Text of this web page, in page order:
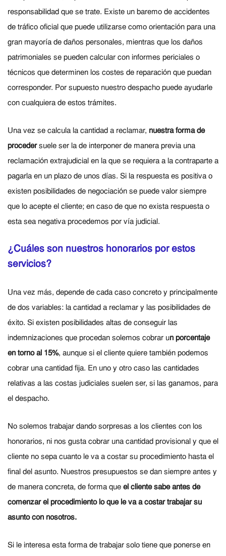
responsabilidad que se trate. Existe un baremo de accidentes
de tráfico oficial que puede utilizarse como orientación para una
gran mayoría de daños personales, mientras que los daños
patrimoniales se pueden calcular con informes periciales o
técnicos que determinen los costes de reparación que puedan
corresponder. Por supuesto nuestro despacho puede ayudarle
con cualquiera de estos trámites.
Una vez se calcula la cantidad a reclamar, nuestra forma de
procedersuele ser la de interponer de manera previa una
reclamación extrajudicial en la que se requiera a la contraparte a
pagarla en un plazo de unos días. Si la respuesta es positiva o
existen posibilidades de negociación se puede valor siempre
que lo acepte el cliente; en caso de que no exista respuesta o
esta sea negativa procedemos por vía judicial.
¿Cuáles son nuestros honorarios por estos
servicios?
Una vez más, depende de cada caso concreto y principalmente
de dos variables: la cantidad a reclamar y las posibilidades de
éxito. Si existen posibilidades altas de conseguir las
indemnizaciones que procedan solemos cobrar un porcentaje
en torno al 15%, aunque si el cliente quiere también podemos
cobrar una cantidad fija. En uno y otro caso las cantidades
relativas a las costas judiciales suelen ser, si las ganamos, para
el despacho.
No solemos trabajar dando sorpresas a los clientes con los
honorarios, ni nos gusta cobrar una cantidad provisional y que el
cliente no sepa cuanto le va a costar su procedimiento hasta el
final del asunto. Nuestros presupuestos se dan siempre antes y
de manera concreta, de forma que el cliente sabe antes de
comenzar el procedimiento lo que le va a costar trabajar su
asunto con nosotros.
Si le interesa esta forma de trabajar solo tiene que ponerse en